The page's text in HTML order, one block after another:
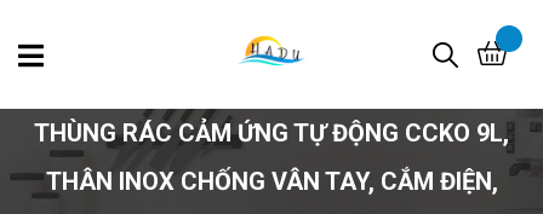
THÙNG RÁC CẢM ỨNG TỰ ĐỘNG CCKO 9L,
THÂN INOX CHỐNG VÂN TAY, CẮM ĐIỆN,